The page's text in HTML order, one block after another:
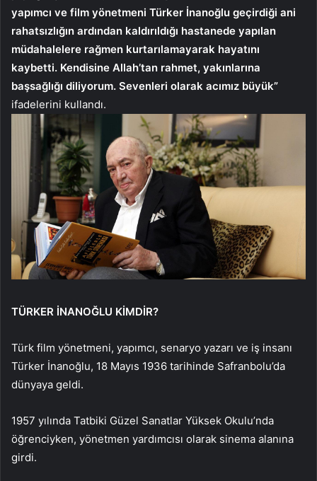
yapımcı ve film yönetmeni Türker İnanoğlu geçirdiği ani
rahatsızlığın ardından kaldırıldığı hastanede yapılan
müdahalelere rağmen kurtarılamayarak hayatını
kaybetti. Kendisine Allah’tan rahmet, yakınlarına
başsağlığı diliyorum. Sevenleri olarak acımız büyük”
ifadelerini kullandı.
TÜRKER İNANOĞLU KİMDİR?
Türk film yönetmeni, yapımcı, senaryo yazarı ve iş insanı
Türker İnanoğlu, 18 Mayıs 1936 tarihinde Safranbolu’da
dünyaya geldi.
1957 yılında Tatbiki Güzel Sanatlar Yüksek Okulu’nda
öğrenciyken, yönetmen yardımcısı olarak sinema alanına
girdi.